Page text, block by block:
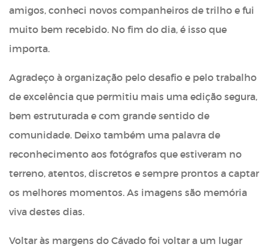
amigos, conheci novos companheiros de trilho e fui
muito bem recebido. No fim do dia, é isso que
importa.
Agradeço à organização pelo desafio e pelo trabalho
de excelência que permitiu mais uma edição segura,
bem estruturada e com grande sentido de
comunidade. Deixo também uma palavra de
reconhecimento aos fotógrafos que estiveram no
terreno, atentos, discretos e sempre prontos a captar
os melhores momentos. As imagens são memória
viva destes dias.
Voltar às margens do Cávado foi voltar a um lugar